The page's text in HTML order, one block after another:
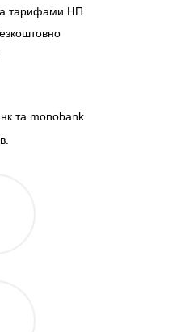
тарифами НП
та monobank